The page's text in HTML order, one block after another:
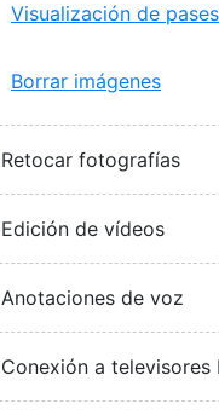
Visualización de
Borrar imágenes
Retocar fotografías
Edición de vídeos
Anotaciones de voz
Conexión a